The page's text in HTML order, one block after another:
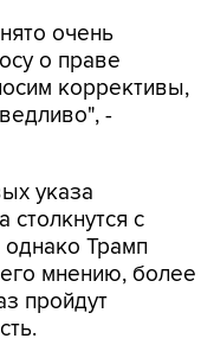
очень
о праве
коррективы,
-
указа
столкнутся с
Трамп
мнению, более
пройдут